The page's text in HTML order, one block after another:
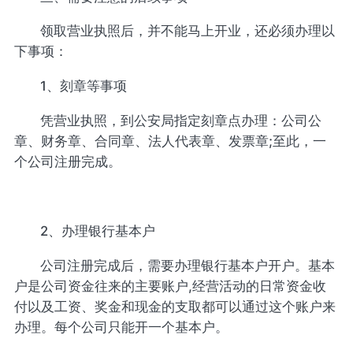
领取营业执照后，并不能马上开业，还必须办理以
下事项：
1、刻章等事项
凭营业执照，到公安局指定刻章点办理：公司公
章、财务章、合同章、法人代表章、发票章;至此，一
个公司注册完成。
2、办理银行基本户
公司注册完成后，需要办理银行基本户开户。基本
户是公司资金往来的主要账户,经营活动的日常资金收
付以及工资、奖金和现金的支取都可以通过这个账户来
办理。每个公司只能开一个基本户。